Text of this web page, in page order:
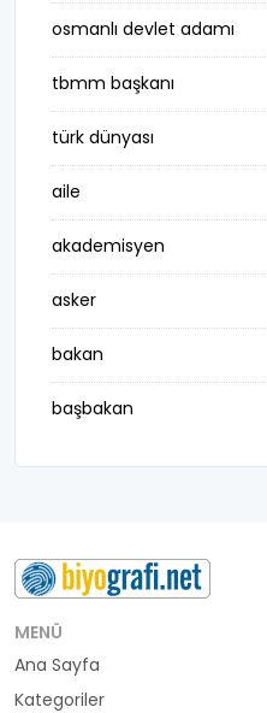
osmanlı devlet adamı
tbmm başkanı
türk dünyası
aile
akademisyen
asker
bakan
başbakan
belediye başkanı
buluş
bürokrat
büyükelçi
MENÜ
Ana Sayfa
Kategoriler